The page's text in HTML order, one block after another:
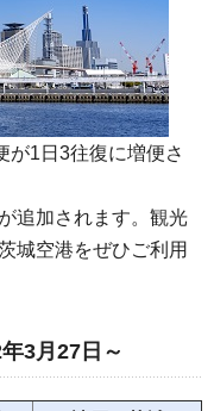
が1日3往復に増便さ
追加されます。観光
城空港をぜひご利用
3月27日～